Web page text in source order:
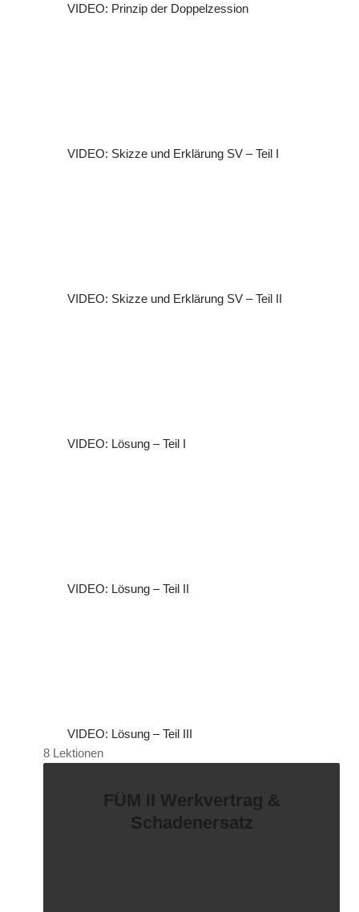
VIDEO: Prinzip der Doppelzession
VIDEO: Skizze und Erklärung SV – Teil I
VIDEO: Skizze und Erklärung SV – Teil II
VIDEO: Lösung – Teil I
VIDEO: Lösung – Teil II
VIDEO: Lösung – Teil III
8 Lektionen
FÜM II Werkvertrag &
Schadenersatz